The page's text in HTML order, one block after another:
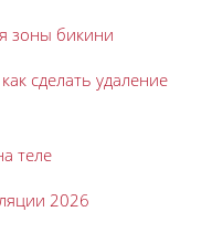
зоны бикини
сделать удаление
теле
2026